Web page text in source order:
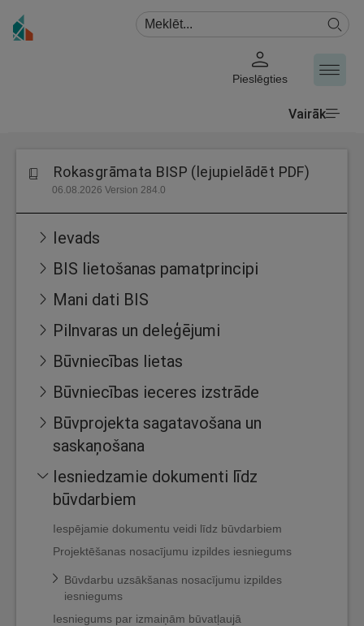
Pieslēgties
Vairāk
Rokasgrāmata BISP (lejupielādēt PDF)
06.08.2026 Version 284.0
Ievads
BIS lietošanas pamatprincipi
Mani dati BIS
Pilnvaras un deleģējumi
Būvniecības lietas
Būvniecības ieceres izstrāde
Būvprojekta sagatavošana un
saskaņošana
Iesniedzamie dokumenti līdz
būvdarbiem
Iespējamie dokumentu veidi līdz būvdarbiem
Projektēšanas nosacījumu izpildes iesniegums
Būvdarbu uzsākšanas nosacījumu izpildes
iesniegums
Iesniegums par izmaiņām būvatļaujā